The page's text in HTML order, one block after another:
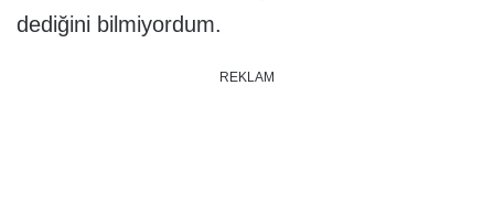
dediğini bilmiyordum.
REKLAM